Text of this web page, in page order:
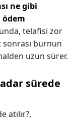
ne gibi
ödem
telafisi zor
burnun
uzun sürer.
sürede
atılır?,